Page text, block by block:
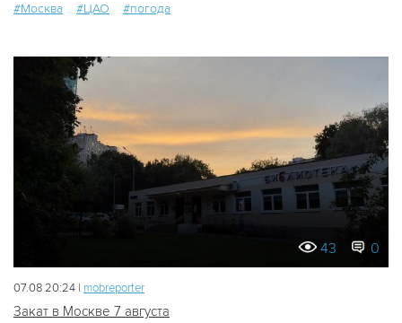
#Москва #ЦАО #погода
43 0
07.08 20:24 | mobreporter
Закат в Москве 7 августа